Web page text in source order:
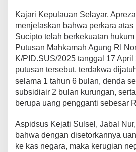
Kajari Kepulauan Selayar,
menjelaskan bahwa perkara atas
Sucipto telah berkekuatan
Putusan Mahkamah Agung RI
K/PID.SUS/2025 tanggal 17
putusan tersebut, terdakwa
selama 1 tahun 6 bulan, denda
subsidiair 2 bulan kurungan,
berupa uang pengganti sebesar
Aspidsus Kejati Sulsel, Jabal
bahwa dengan disetorkannya
ke kas negara, maka kerugian